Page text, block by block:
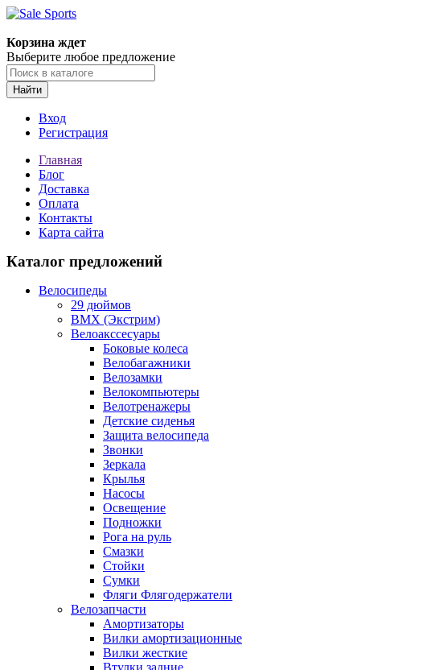
Корзина ждет
Выберите любое предложение
Найти
Вход
Регистрация
Главная
Блог
Доставка
Оплата
Контакты
Карта сайта
Каталог предложений
Велосипеды
29 дюймов
BMX (Экстрим)
Велоакссесуары
Боковые колеса
Велобагажники
Велозамки
Велокомпьютеры
Велотренажеры
Детские сиденья
Защита велосипеда
Звонки
Зеркала
Крылья
Насосы
Освещение
Подножки
Рога на руль
Смазки
Стойки
Сумки
Фляги Флягодержатели
Велозапчасти
Амортизаторы
Вилки амортизационные
Вилки жесткие
Втулки задние